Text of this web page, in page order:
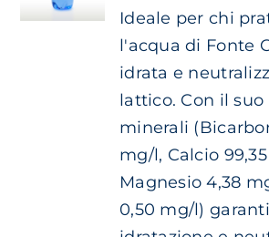
ESSERE
PRODOTTO
da
€
a
€
Ideale per chi
l'acqua di Fonte
idrata e
lattico. Con il
minerali
mg/l, Calcio
Magnesio 4,38
0,50 mg/l)